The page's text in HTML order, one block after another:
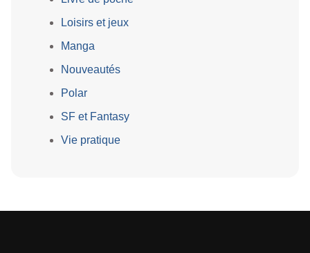
Loisirs et jeux
Manga
Nouveautés
Polar
SF et Fantasy
Vie pratique